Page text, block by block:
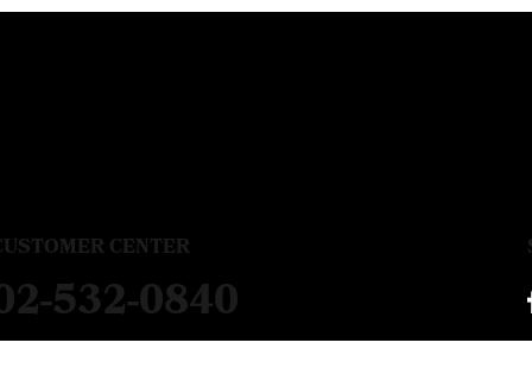
CENTER
532-0840